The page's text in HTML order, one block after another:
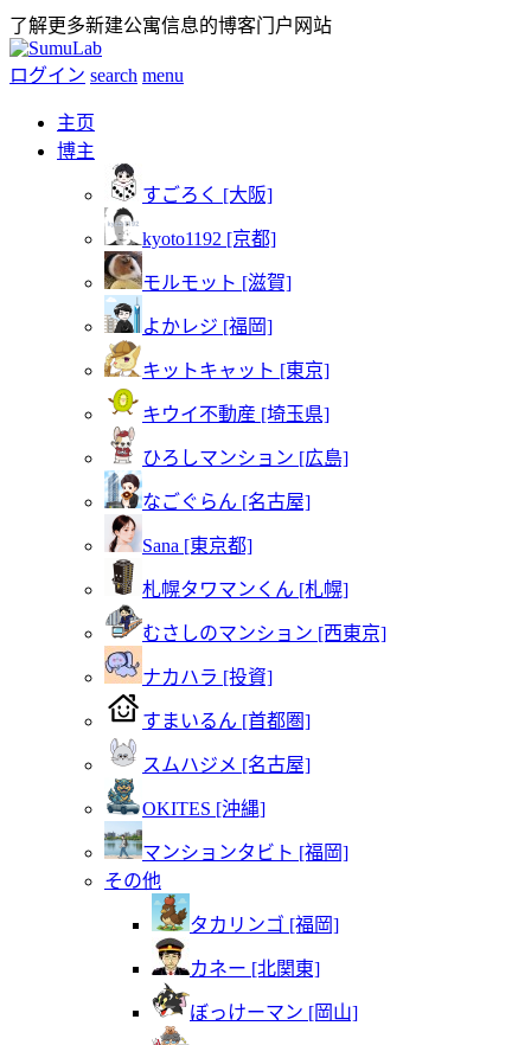
了解更多新建公寓信息的博客门户网站
ログイン search menu
主页
博主
すごろく [大阪]
kyoto1192 [京都]
モルモット [滋賀]
よかレジ [福岡]
キットキャット [東京]
キウイ不動産 [埼玉県]
ひろしマンション [広島]
なごぐらん [名古屋]
Sana [東京都]
札幌タワマンくん [札幌]
むさしのマンション [西東京]
ナカハラ [投資]
すまいるん [首都圏]
スムハジメ [名古屋]
OKITES [沖縄]
マンションタビト [福岡]
その他
タカリンゴ [福岡]
カネー [北関東]
ぼっけーマン [岡山]